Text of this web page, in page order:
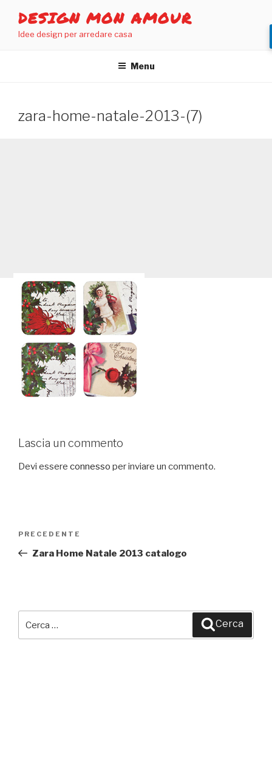
contenuto
DESIGN MON AMOUR
Idee design per arredare casa
Menu
zara-home-natale-2013-(7)
Lascia un commento
Devi essere connesso per inviare un commento.
Articolo
precedente:
PRECEDENTE
Zara Home Natale 2013 catalogo
Cerca